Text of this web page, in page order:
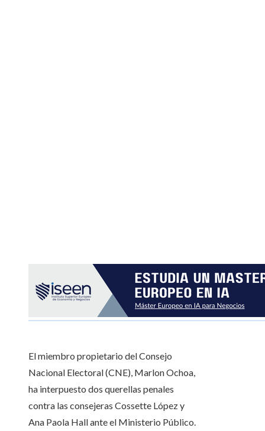
El miembro propietario del Consejo
Nacional Electoral (CNE), Marlon Ochoa,
ha interpuesto dos querellas penales
contra las consejeras Cossette López y
Ana Paola Hall ante el Ministerio Público.